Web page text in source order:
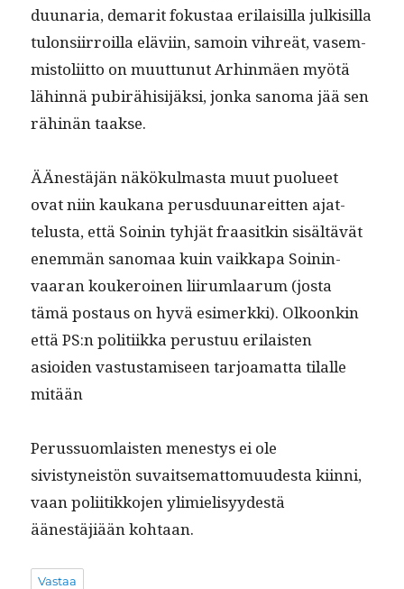
du­u­nar­ia, demar­it fokus­taa eri­laisil­la julk­isil­la
tulon­si­ir­roil­la elävi­in, samoin vihreät, vasem­
mis­toli­it­to on muut­tunut Arhin­mäen myötä
lähin­nä pubirähisi­jäk­si, jon­ka sanoma jää sen
rähinän taakse.
ÄÄnestäjän näkökul­mas­ta muut puolueet
ovat niin kaukana perus­du­unare­it­ten ajat­
telus­ta, että Soinin tyhjät fra­a­sitkin sisältävät
enem­män sanomaa kuin vaikka­pa Soin­in­
vaaran koukeroinen liirum­laarum (jos­ta
tämä postaus on hyvä esimerk­ki). Olkoonkin
että PS:n poli­ti­ik­ka perus­tuu eri­lais­ten
asioiden vas­tus­tamiseen tar­joa­mat­ta tilalle
mitään
Perus­suom­lais­ten men­estys ei ole
sivistyneistön suvait­se­mat­to­muud­es­ta kiin­ni,
vaan poli­itikko­jen ylim­ielisyy­destä
äänestäjiään kohtaan.
Vastaa